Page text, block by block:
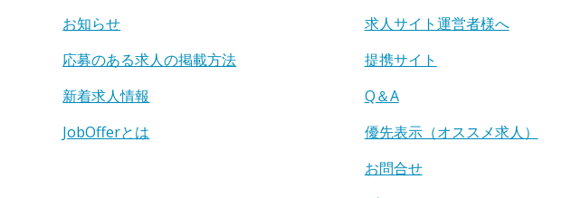
お知らせ
応募のある求人の掲載方法
新着求人情報
JobOfferとは
求人サイト運営者様へ
提携サイト
Q＆A
優先表示（オススメ求人）
お問合せ